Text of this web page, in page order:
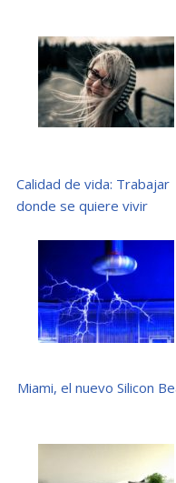
Calidad de vida: Trabajar
donde se quiere vivir
Miami, el nuevo Silicon